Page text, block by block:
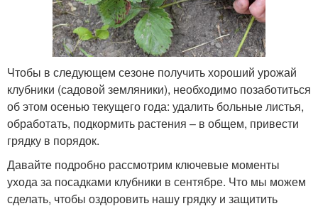
Чтобы в следующем сезоне получить хороший урожай
клубники (садовой земляники), необходимо позаботиться
об этом осенью текущего года: удалить больные листья,
обработать, подкормить растения – в общем, привести
грядку в порядок.
Давайте подробно рассмотрим ключевые моменты
ухода за посадками клубники в сентябре. Что мы можем
сделать, чтобы оздоровить нашу грядку и защитить